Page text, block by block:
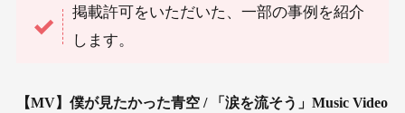
掲載許可をいただいた、一部の事例を紹介
します。
【MV】僕が見たかった青空 / 「涙を流そう」Music Video